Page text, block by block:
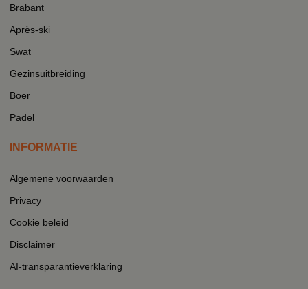
Brabant
Après-ski
Swat
Gezinsuitbreiding
Boer
Padel
INFORMATIE
Algemene voorwaarden
Privacy
Cookie beleid
Disclaimer
AI-transparantieverklaring